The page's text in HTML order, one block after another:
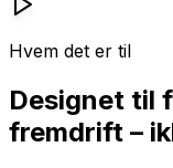
Hvem det er til
Designet til
fremdrift –